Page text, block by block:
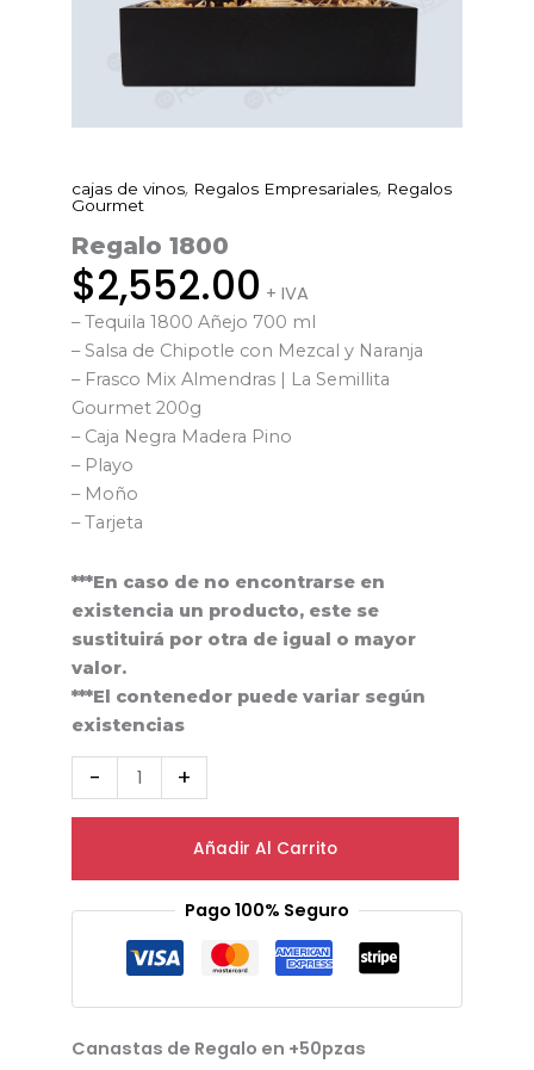
cajas de vinos, Regalos Empresariales, Regalos
Gourmet
Regalo 1800
$2,552.00 + IVA
– Tequila 1800 Añejo 700 ml
– Salsa de Chipotle con Mezcal y Naranja
– Frasco Mix Almendras | La Semillita
Gourmet 200g
– Caja Negra Madera Pino
– Playo
– Moño
– Tarjeta
***En caso de no encontrarse en
existencia un producto, este se
sustituirá por otra de igual o mayor
valor.
***El contenedor puede variar según
existencias
-
Regalo
cantidad
+
Añadir Al Carrito
Pago 100% Seguro
Canastas de Regalo en +50pzas